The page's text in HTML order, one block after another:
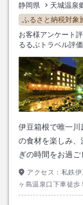
静岡県 天城温泉
ふるさと納税対象
お客様アンケート
るるぶトラベル評価
伊豆箱根で唯一
の食材を楽しみ
ぎの時間をお過
アクセス： 私鉄
ヶ島温泉口下車徒